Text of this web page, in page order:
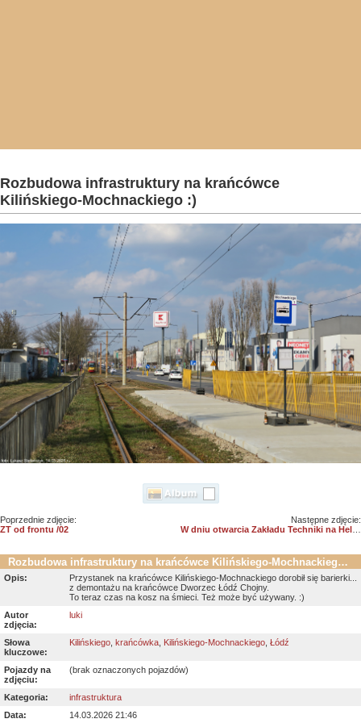
Rozbudowa infrastruktury na krańcówce
Kilińskiego-Mochnackiego :)
Poprzednie zdjęcie:
ZT od frontu /02
Następne zdjęcie:
W dniu otwarcia Zakładu Techniki na Helenówku /01
Rozbudowa infrastruktury na krańcówce Kilińskiego-Mochnackiego :)
Opis:
Przystanek na krańcówce Kilińskiego-Mochnackiego dorobił się barierki...
z demontażu na krańcówce Dworzec Łódź Chojny.
To teraz czas na kosz na śmieci. Też może być używany. :)
Autor
zdjęcia:
luki
Słowa
kluczowe:
Kilińskiego krańcówka Kilińskiego-Mochnackiego Łódź
Pojazdy na
zdjęciu:
(brak oznaczonych pojazdów)
Kategoria:
infrastruktura
Data:
14.03.2026 21:46